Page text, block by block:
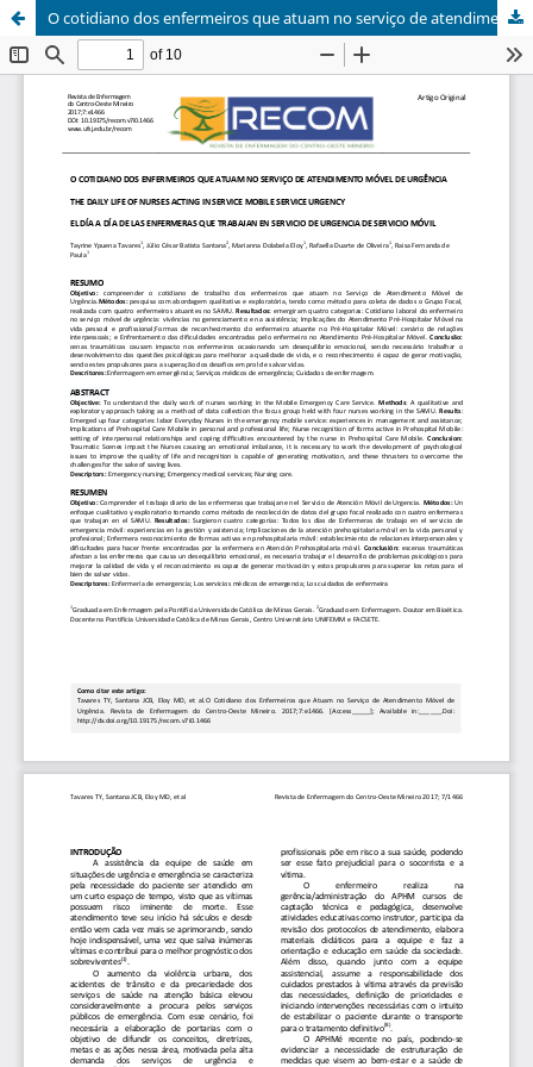
O cotidiano dos enfermeiros que atuam no serviço de atendimento móvel de urgência